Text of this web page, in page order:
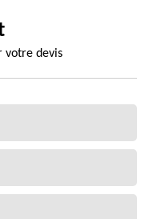
votre devis